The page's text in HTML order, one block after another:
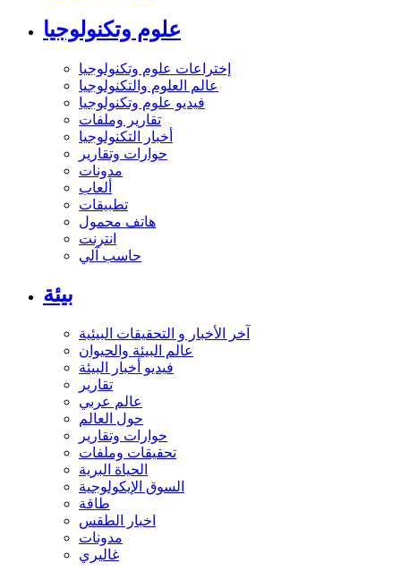
علوم وتكنولوجيا
إختراعات علوم وتكنولوجيا
عالم العلوم والتكنولوجيا
فيديو علوم وتكنولوجيا
تقارير وملفات
أخبار التكنولوجيا
حوارات وتقارير
مدونات
ألعاب
تطبيقات
هاتف محمول
انترنت
حاسب آلي
بيئة
آخر الأخبار و التحقيقات البيئية
عالم البيئة والحيوان
فيديو أخبار البيئة
تقارير
عالم عربي
حول العالم
حوارات وتقارير
تحقيقات وملفات
الحياة البرية
السوق الإيكولوجية
طاقة
اخبار الطقس
مدونات
غاليري